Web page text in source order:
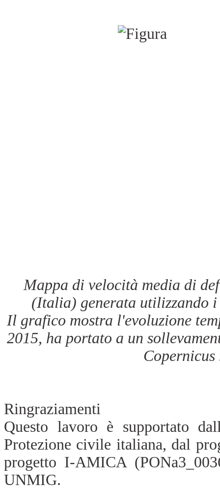
Mappa di velocità media di
(Italia) generata utilizzando
Il grafico mostra l'evoluzione
2015, ha portato a un
Ringraziamenti
Questo lavoro è supportato
Protezione civile italiana, dal
progetto I-AMICA
UNMIG.